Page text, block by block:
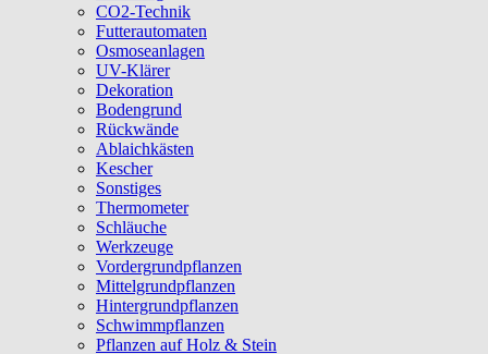
CO2-Technik
Futterautomaten
Osmoseanlagen
UV-Klärer
Dekoration
Bodengrund
Rückwände
Ablaichkästen
Kescher
Sonstiges
Thermometer
Schläuche
Werkzeuge
Vordergrundpflanzen
Mittelgrundpflanzen
Hintergrundpflanzen
Schwimmpflanzen
Pflanzen auf Holz & Stein